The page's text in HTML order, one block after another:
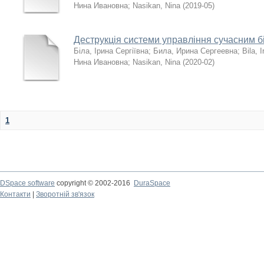
Нина Ивановна; Nasikan, Nina (2019-05)
Деструкція системи управління сучасним
Біла, Ірина Сергіївна; Била, Ирина Сергеевна; Bila,
Нина Ивановна; Nasikan, Nina (2020-02)
1
DSpace software copyright © 2002-2016
DuraSpace
Контакти
Зворотній зв'язок